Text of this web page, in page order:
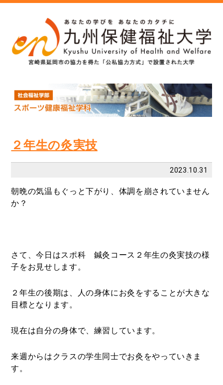
２年生の灸実技
2023.10.31
朝晩の気温もぐっと下がり、体調を崩されていません
か？
さて、今日はスポ科 鍼灸コース２年生の灸実技の様
子をお見せします。
２年生の後期は、人の身体にお灸をすることが大きな
目標となります。
現在は自分の身体で、練習しています。
来週からはクラスの学生同士でお灸をやっていきま
す。